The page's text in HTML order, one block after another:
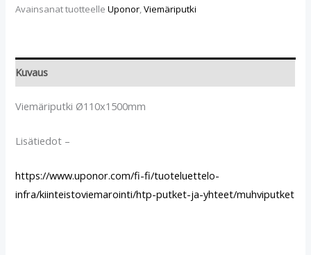
Avainsanat tuotteelleUponor,Viemäriputki
Kuvaus
Viemäriputki Ø110x1500mm
Lisätiedot –
https://www.uponor.com/fi-fi/tuoteluettelo-
infra/kiinteistoviemarointi/htp-putket-ja-yhteet/muhviputket